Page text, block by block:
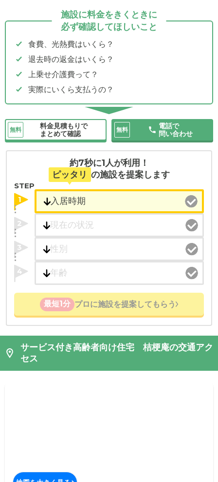
施設に料金をきくときに
必ず確認してほしいこと
食費、光熱費はいくら？
退去時の返金はいくら？
上乗せ介護費って？
実際にいくら支払うの？
無料
料金見積もりで
まとめて確認
無料
電話で
問い合わせ
約7秒に1人が利用！
ピッタリ の施設を提案します
STEP
1
2
3
4
最短1分 プロに施設を提案してもらう
サービス付き高齢者向け住宅 桔梗庵の交通アク
セス